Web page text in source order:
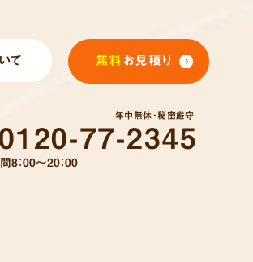
て 無料お見積り
77-2345
8：00～20：00
年中無休・秘密厳守